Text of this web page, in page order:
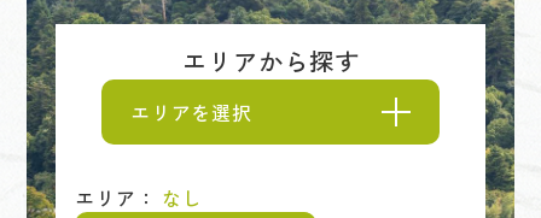
エリアから探す
エリアを選択
エリア： なし